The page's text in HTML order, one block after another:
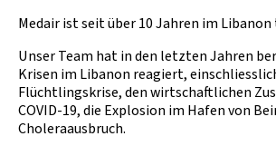
Medair ist seit über 10 Jahren im
Unser Team hat in den letzten Jahren
Krisen im Libanon reagiert,
Flüchtlingskrise, den wirtschaftlichen
COVID-19, die Explosion im Hafen von
Choleraausbruch.